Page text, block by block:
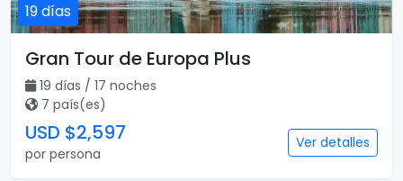
19 días
Gran Tour de Europa Plus
19 días / 17 noches
7 país(es)
USD $2,597
por persona
Ver detalles